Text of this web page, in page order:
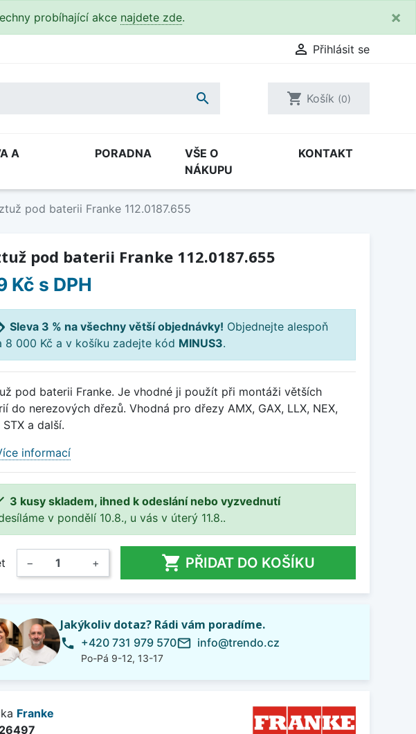
probíhající akce najdete zde. ×
 Přihlásit se
 shopping_cart Košík (0)
A
PORADNA
VŠE O
NÁKUPU
KONTAKT
pod baterii Franke 112.0187.655
pod baterii Franke 112.0187.655
Kč s DPH
Sleva 3 % na všechny větší objednávky! Objednejte alespoň
8 000 Kč a v košíku zadejte kód MINUS3.
pod baterii Franke. Je vhodné ji použít při montáži větších
do nerezových dřezů. Vhodná pro dřezy AMX, GAX, LLX, NEX,
STX a další.
informací
3 kusy skladem, ihned k odeslání nebo vyzvednutí
v pondělí 10.8., u vás v úterý 11.8..
− +  PŘIDAT DO KOŠÍKU
Jakýkoliv dotaz? Rádi vám poradíme.
phone +420 731 979 570
Po-Pá 9-12, 13-17
mail_outline info@trendo.cz
Franke
26497